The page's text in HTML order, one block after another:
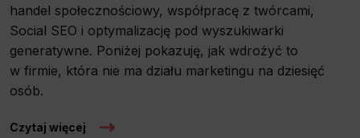
handel społecznościowy, współpracę z twórcami,
Social SEO i optymalizację pod wyszukiwarki
generatywne. Poniżej pokazuję, jak wdrożyć to
w firmie, która nie ma działu marketingu na dziesięć
osób.
Czytaj więcej